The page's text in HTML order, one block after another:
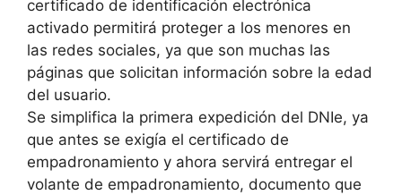
certificado de identificación electrónica
activado permitirá proteger a los menores en
las redes sociales, ya que son muchas las
páginas que solicitan información sobre la edad
del usuario.
Se simplifica la primera expedición del DNIe, ya
que antes se exigía el certificado de
empadronamiento y ahora servirá entregar el
volante de empadronamiento, documento que